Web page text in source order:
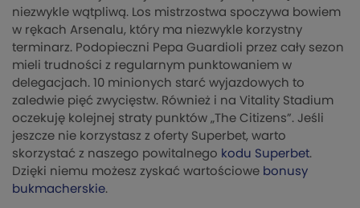
niezwykle wątpliwą. Los mistrzostwa spoczywa bowiem
w rękach Arsenalu, który ma niezwykle korzystny
terminarz. Podopieczni Pepa Guardioli przez cały sezon
mieli trudności z regularnym punktowaniem w
delegacjach. 10 minionych starć wyjazdowych to
zaledwie pięć zwycięstw. Również i na Vitality Stadium
oczekuję kolejnej straty punktów „The Citizens”. Jeśli
jeszcze nie korzystasz z oferty Superbet, warto
skorzystać z naszego powitalnego kodu Superbet.
Dzięki niemu możesz zyskać wartościowe bonusy
bukmacherskie.